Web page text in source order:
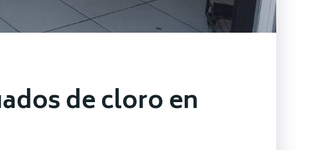
de cloro en